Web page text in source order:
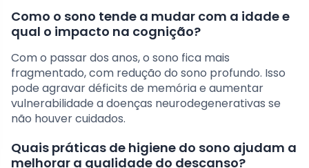
Como o sono tende a mudar com a idade e
qual o impacto na cognição?
Com o passar dos anos, o sono fica mais
fragmentado, com redução do sono profundo. Isso
pode agravar déficits de memória e aumentar
vulnerabilidade a doenças neurodegenerativas se
não houver cuidados.
Quais práticas de higiene do sono ajudam a
melhorar a qualidade do descanso?